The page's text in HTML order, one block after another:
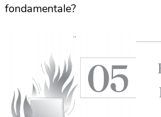
fondamentale?